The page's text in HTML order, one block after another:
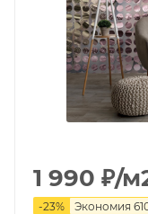
1 990 ₽/
-23% Экономия